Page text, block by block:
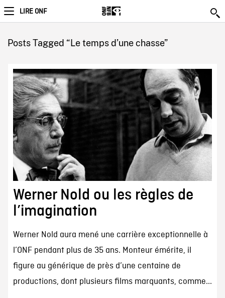
LIRE ONF
Posts Tagged “Le temps d’une chasse”
Werner Nold ou les règles de
l’imagination
Werner Nold aura mené une carrière exceptionnelle à
l’ONF pendant plus de 35 ans. Monteur émérite, il
figure au générique de près d’une centaine de
productions, dont plusieurs films marquants, comme...